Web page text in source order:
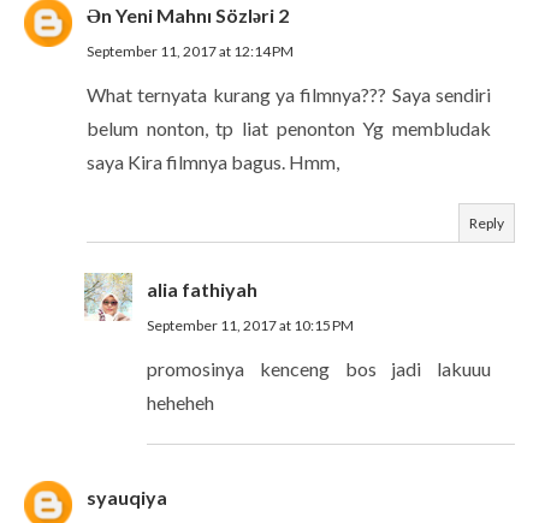
Ən Yeni Mahnı Sözləri 2
September 11, 2017 at 12:14 PM
What ternyata kurang ya filmnya??? Saya sendiri
belum nonton, tp liat penonton Yg membludak
saya Kira filmnya bagus. Hmm,
Reply
alia fathiyah
September 11, 2017 at 10:15 PM
promosinya kenceng bos jadi lakuuu
heheheh
syauqiya